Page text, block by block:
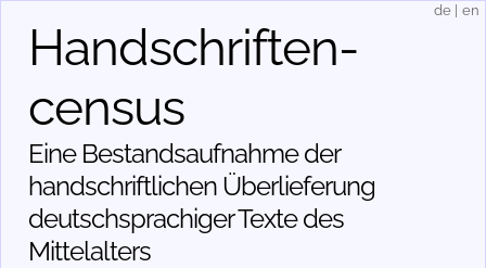
Handschriften­
census
Eine Bestandsaufnahme der
handschriftlichen Über­lieferung
deutschsprachiger Texte des
Mittelalters
de en